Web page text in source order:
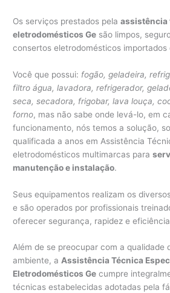
Os serviços prestados pelaassistência
eletrodomésticos Ge são limpos,
consertos eletrodomésticos importados
Você que possui: fogão, geladeira,
filtro água, lavadora, refrigerador,
seca, secadora, frigobar, lava louça,
forno, mas não sabe onde levá-lo, em
funcionamento, nós temos a solução,
qualificada a anos em Assistência
eletrodomésticos multimarcas para
manutenção e instalação.
Seus equipamentos realizam os
e são operados por profissionais
oferecer segurança, rapidez e
Além de se preocupar com a qualidade
ambiente, aAssistência Técnica
Eletrodomésticos Ge cumpre
técnicas estabelecidas adotadas pela